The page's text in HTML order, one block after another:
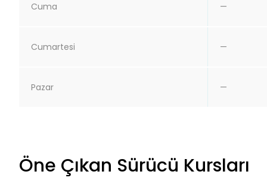
Cuma —
Cumartesi —
Pazar —
Öne Çıkan Sürücü Kursları